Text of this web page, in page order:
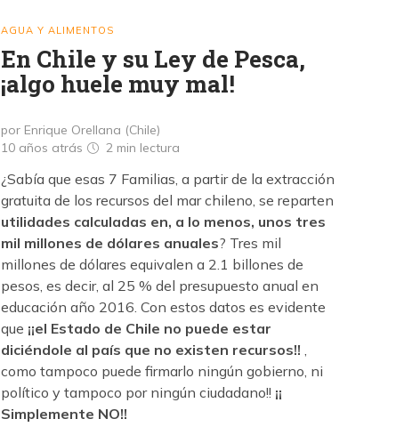
AGUA Y ALIMENTOS
En Chile y su Ley de Pesca,
¡algo huele muy mal!
por Enrique Orellana (Chile)
10 años atrás
2 min lectura
¿Sabía que esas 7 Familias, a partir de la extracción
gratuita de los recursos del mar chileno, se reparten
utilidades calculadas en, a lo menos, unos tres
mil millones de dólares anuales? Tres mil
millones de dólares equivalen a 2.1 billones de
pesos, es decir, al 25 % del presupuesto anual en
educación año 2016. Con estos datos es evidente
que ¡¡el Estado de Chile no puede estar
diciéndole al país que no existen recursos!! ,
como tampoco puede firmarlo ningún gobierno, ni
político y tampoco por ningún ciudadano!! ¡¡
Simplemente NO!!